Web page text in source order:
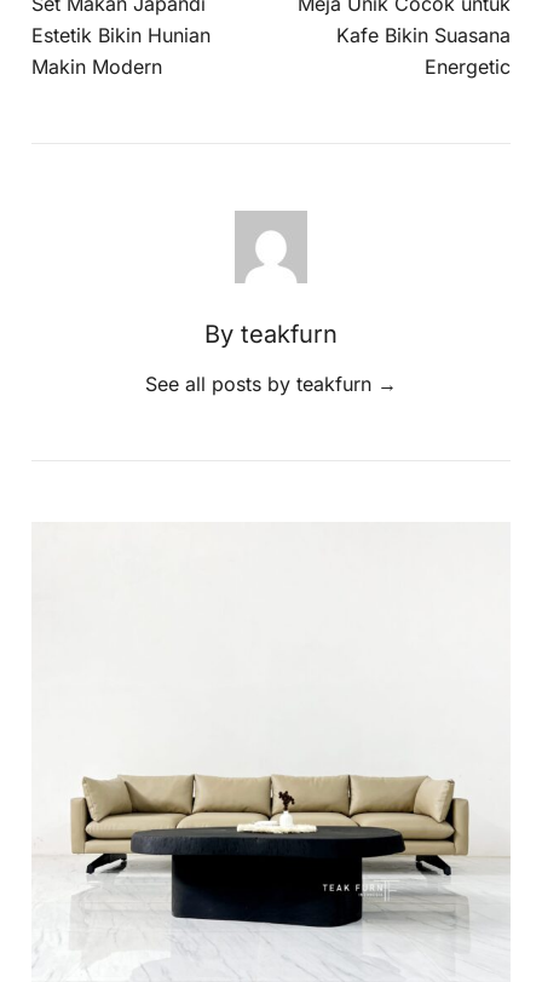
Estetik Bikin Hunian
Makin Modern
Kafe Bikin Suasana
Energetic
By teakfurn
See all posts by teakfurn →